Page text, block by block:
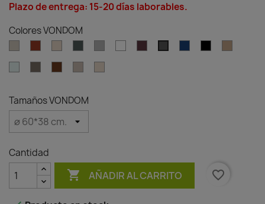
Plazo de entrega: 15-20 días laborables.
Colores VONDOM
Tamaños VONDOM
Cantidad
 AÑADIR AL CARRITO favorite_border